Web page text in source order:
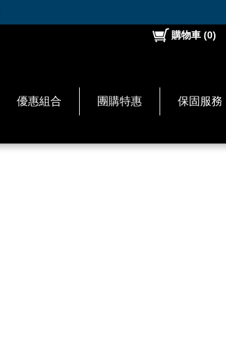
優惠組合 團購特惠 保固服務
購物車 (0)